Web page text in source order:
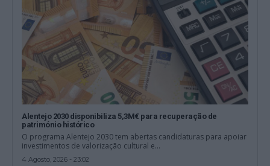
Alentejo 2030 disponibiliza 5,3M€ para recuperação de
património histórico
O programa Alentejo 2030 tem abertas candidaturas para apoiar
investimentos de valorização cultural e...
4 Agosto, 2026 - 23:02